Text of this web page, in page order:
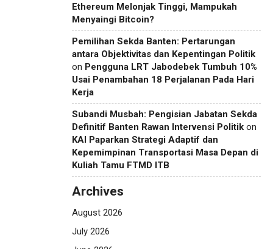
Ethereum Melonjak Tinggi, Mampukah
Menyaingi Bitcoin?
Pemilihan Sekda Banten: Pertarungan
antara Objektivitas dan Kepentingan Politik
on Pengguna LRT Jabodebek Tumbuh 10%
Usai Penambahan 18 Perjalanan Pada Hari
Kerja
Subandi Musbah: Pengisian Jabatan Sekda
Definitif Banten Rawan Intervensi Politik on
KAI Paparkan Strategi Adaptif dan
Kepemimpinan Transportasi Masa Depan di
Kuliah Tamu FTMD ITB
Archives
August 2026
July 2026